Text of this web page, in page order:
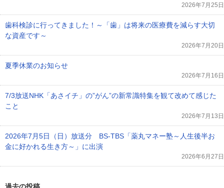
2026年7月25日
歯科検診に行ってきました！～「歯」は将来の医療費を減らす大切
な資産です～
2026年7月20日
夏季休業のお知らせ
2026年7月16日
7/3放送NHK「あさイチ」の”がん”の新常識特集を観て改めて感じた
こと
2026年7月13日
2026年7月5日（日）放送分 BS-TBS「薬丸マネー塾～人生後半お
金に好かれる生き方～」に出演
2026年6月27日